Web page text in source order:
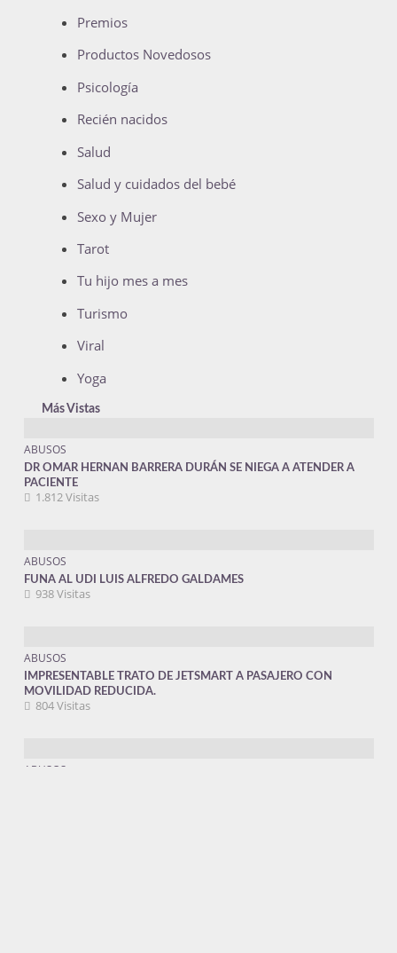
Premios
Productos Novedosos
Psicología
Recién nacidos
Salud
Salud y cuidados del bebé
Sexo y Mujer
Tarot
Tu hijo mes a mes
Turismo
Viral
Yoga
Más Vistas
ABUSOS
DR OMAR HERNAN BARRERA DURÁN SE NIEGA A ATENDER A
PACIENTE
1.812 Visitas
ABUSOS
FUNA AL UDI LUIS ALFREDO GALDAMES
938 Visitas
ABUSOS
IMPRESENTABLE TRATO DE JETSMART A PASAJERO CON
MOVILIDAD REDUCIDA.
804 Visitas
ABUSOS